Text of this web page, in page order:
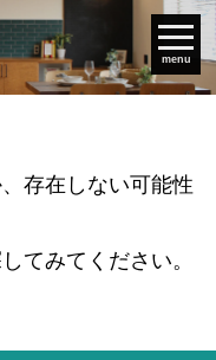
menu
存在しない可能性
てみてください。